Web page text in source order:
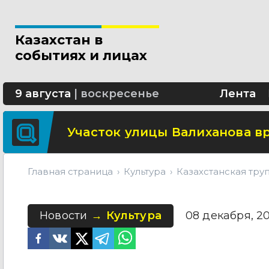
Казахстан в
событиях и лицах
9 августа воскресенье Лента
Минтранспорта утвердило
СОР и СОЧ планируют
Участок улицы Валиханова
Главная страница Культура Казахстанская
Новости Культура 08 декабря,